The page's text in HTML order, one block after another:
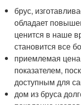
брус,
обладает
ценится в наше
становится все
приемлемая
показателем,
доступным для
дом из бруса